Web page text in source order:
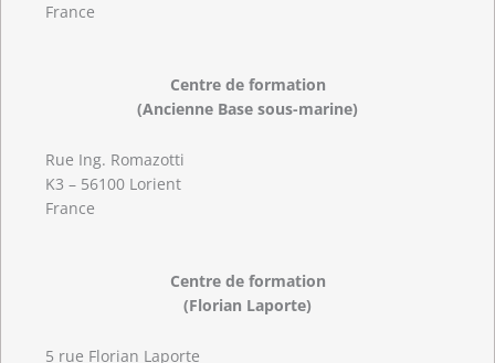
France
Centre de formation
(Ancienne Base sous-marine)
Rue Ing. Romazotti
K3 – 56100 Lorient
France
Centre de formation
(Florian Laporte)
5 rue Florian Laporte